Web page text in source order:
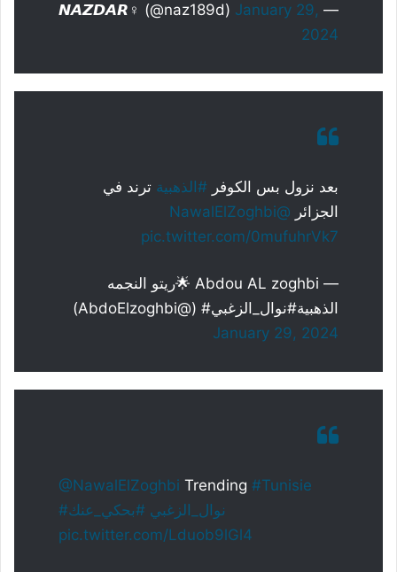
— 𝙉𝘼𝙕𝘿𝘼𝙍♀️ (@naz189d)
January 29,
2024
بعد نزول بس الكوفر #الذهبية ترند في
الجزائر @NawalElZoghbi
pic.twitter.com/0mufuhrVk7
— Abdou AL zoghbi 🌟ريتو النجمه
الذهبية#نوال_الزغبي# (@AbdoElzoghbi)
January 29, 2024
@NawalElZoghbi Trending #Tunisie
#نوال_الزغبي #بحكي_عنك
pic.twitter.com/Lduob9lGl4